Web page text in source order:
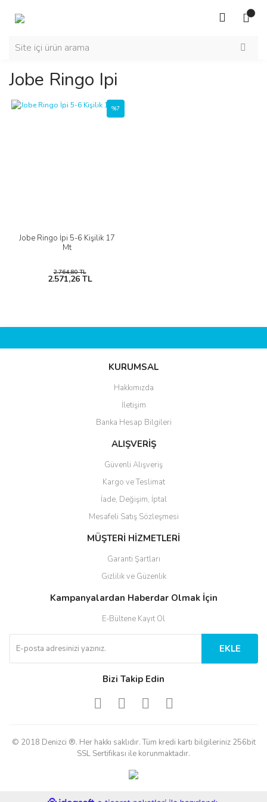
Jobe Ringo Ipi
Jobe Ringo İpi 5-6 Kişilik 17
Mt
%7
2.764,80 TL
2.571,26 TL
KURUMSAL
Hakkımızda
İletişim
Banka Hesap Bilgileri
ALIŞVERİŞ
Güvenli Alışveriş
Kargo ve Teslimat
İade, Değişim, İptal
Mesafeli Satış Sözleşmesi
MÜŞTERİ HİZMETLERİ
Garanti Şartları
Gizlilik ve Güzenlik
Kampanyalardan Haberdar Olmak İçin
E-Bültene Kayıt Ol
EKLE
Bizi Takip Edin
© 2018 Denizci ®. Her hakkı saklıdır. Tüm kredi kartı bilgileriniz 256bit
SSL Sertifikası ile korunmaktadır.